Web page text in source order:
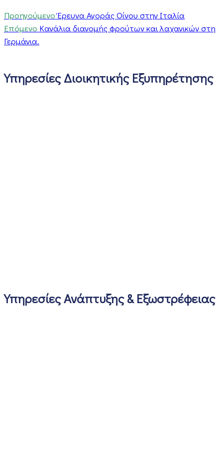
Προηγούμενο Έρευνα Αγοράς Οίνου στην Ιταλία
Επόμενο Κανάλια διανομής φρούτων και λαχανικών στη
Γερμάνια.
Υπηρεσίες Διοικητικής Εξυπηρέτησης
Υπηρεσίες Ανάπτυξης & Εξωστρέφειας